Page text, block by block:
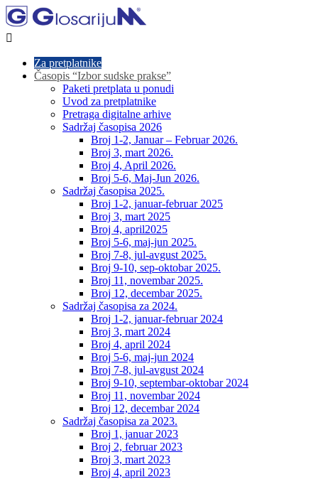

Za pretplatnike
Časopis “Izbor sudske prakse”
Paketi pretplata u ponudi
Uvod za pretplatnike
Pretraga digitalne arhive
Sadržaj časopisa 2026
Broj 1-2, Januar – Februar 2026.
Broj 3, mart 2026.
Broj 4, April 2026.
Broj 5-6, Maj-Jun 2026.
Sadržaj časopisa 2025.
Broj 1-2, januar-februar 2025
Broj 3, mart 2025
Broj 4, april2025
Broj 5-6, maj-jun 2025.
Broj 7-8, jul-avgust 2025.
Broj 9-10, sep-oktobar 2025.
Broj 11, novembar 2025.
Broj 12, decembar 2025.
Sadržaj časopisa za 2024.
Broj 1-2, januar-februar 2024
Broj 3, mart 2024
Broj 4, april 2024
Broj 5-6, maj-jun 2024
Broj 7-8, jul-avgust 2024
Broj 9-10, septembar-oktobar 2024
Broj 11, novembar 2024
Broj 12, decembar 2024
Sadržaj časopisa za 2023.
Broj 1, januar 2023
Broj 2, februar 2023
Broj 3, mart 2023
Broj 4, april 2023